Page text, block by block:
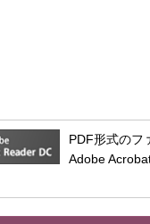
PDF形式のフ
Adobe